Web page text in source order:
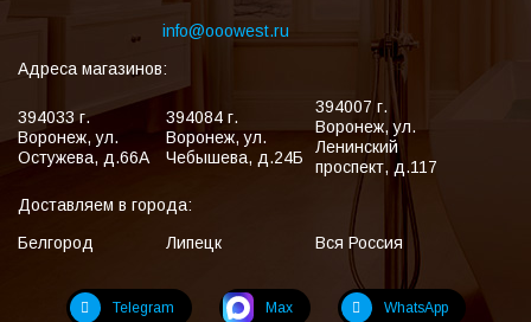
info@ooowest.ru
Адреса магазинов:
394033 г.
Воронеж,ул.
Остужева, д.66А
394084 г.
Воронеж,ул.
Чебышева, д.24Б
394007 г.
Воронеж,ул.
Ленинский
проспект, д.117
Доставляем в города:
Белгород
Липецк Вся Россия
Telegram Max WhatsApp